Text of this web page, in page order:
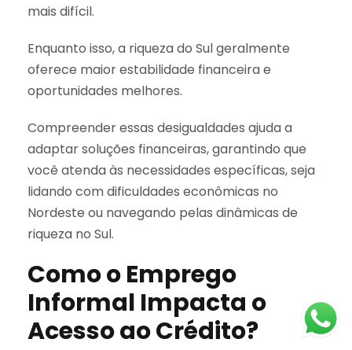
mais difícil.
Enquanto isso, a riqueza do Sul geralmente
oferece maior estabilidade financeira e
oportunidades melhores.
Compreender essas desigualdades ajuda a
adaptar soluções financeiras, garantindo que
você atenda às necessidades específicas, seja
lidando com dificuldades econômicas no
Nordeste ou navegando pelas dinâmicas de
riqueza no Sul.
Como o Emprego
Informal Impacta o
Acesso ao Crédito?